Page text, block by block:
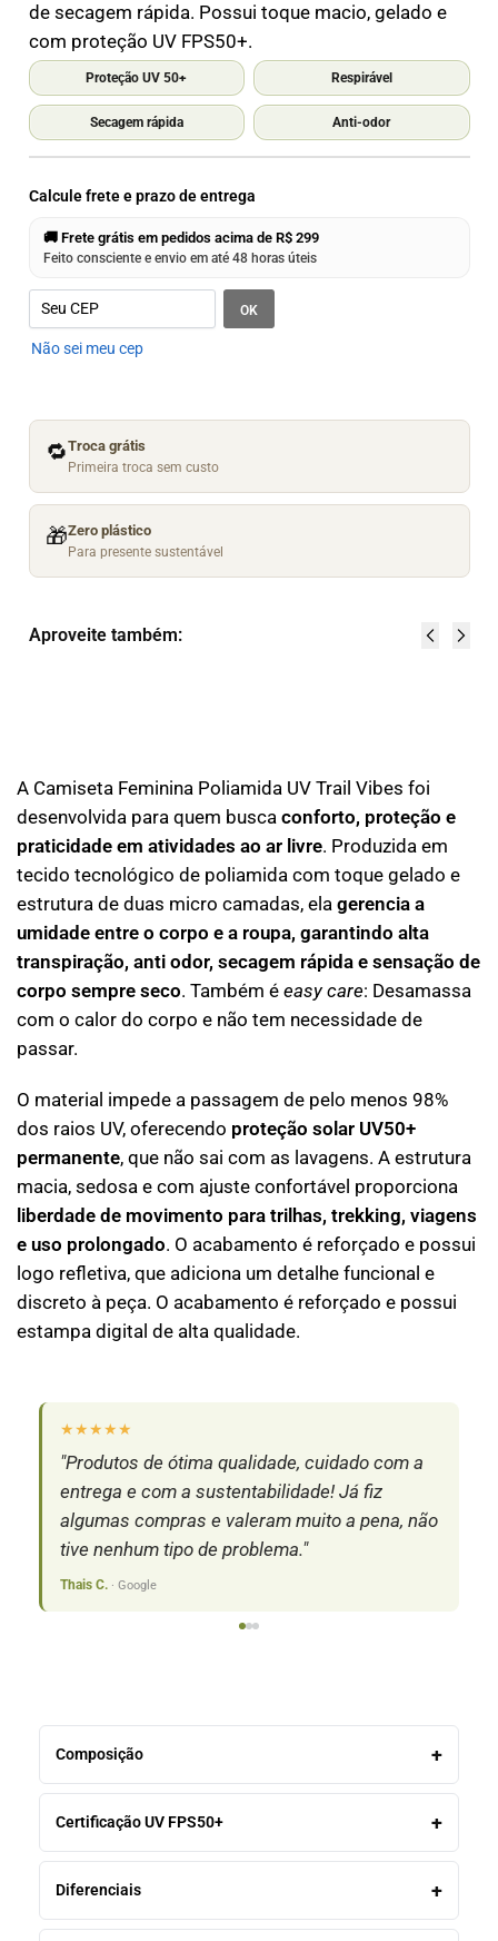
de secagem rápida. Possui toque macio, gelado e
com proteção UV FPS50+.
Proteção UV 50+ Respirável
Secagem rápida Anti-odor
Calcule frete e prazo de entrega
🚚 Frete grátis em pedidos acima de R$ 299
Feito consciente e envio em até 48 horas úteis
OK
Não sei meu cep
🔁Troca grátis
Primeira troca sem custo
🎁Zero plástico
Para presente sustentável
Aproveite também:
A Camiseta Feminina Poliamida UV Trail Vibes foi
desenvolvida para quem busca conforto, proteção e
praticidade em atividades ao ar livre. Produzida em
tecido tecnológico de poliamida com toque gelado e
estrutura de duas micro camadas, ela gerencia a
umidade entre o corpo e a roupa, garantindo alta
transpiração, anti odor, secagem rápida e sensação de
corpo sempre seco. Também é easy care: Desamassa
com o calor do corpo e não tem necessidade de
passar.
O material impede a passagem de pelo menos 98%
dos raios UV, oferecendo proteção solar UV50+
permanente, que não sai com as lavagens. A estrutura
macia, sedosa e com ajuste confortável proporciona
liberdade de movimento para trilhas, trekking, viagens
e uso prolongado. O acabamento é reforçado e possui
logo refletiva, que adiciona um detalhe funcional e
discreto à peça. O acabamento é reforçado e possui
estampa digital de alta qualidade.
★★★★★
"Produtos de ótima qualidade, cuidado com a
entrega e com a sustentabilidade! Já fiz
algumas compras e valeram muito a pena, não
tive nenhum tipo de problema."
Thais C. · Google
Composição
Certificação UV FPS50+
Diferenciais